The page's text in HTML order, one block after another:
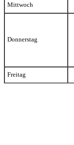
Mittwoch
Donnerstag
Freitag